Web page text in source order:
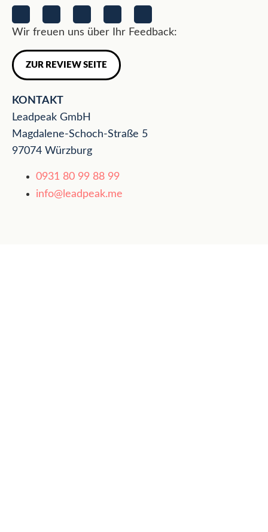
Wir freuen uns über Ihr Feedback:
ZUR REVIEW SEITE
KONTAKT
Leadpeak GmbH
Magdalene-Schoch-Straße 5
97074 Würzburg
0931 80 99 88 99
info@leadpeak.me